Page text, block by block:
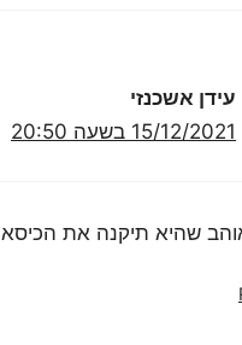
עידן אשכנזי
15/12/2021 בשעה 20:50
שהיא תיקנה את הכיסא